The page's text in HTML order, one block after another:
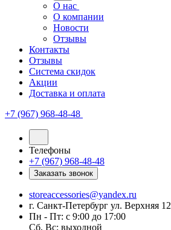
О нас
О компании
Новости
Отзывы
Контакты
Отзывы
Система скидок
Акции
Доставка и оплата
+7 (967) 968-48-48
Телефоны
+7 (967) 968-48-48
Заказать звонок
storeaccessories@yandex.ru
г. Санкт-Петербург ул. Верхняя 12
Пн - Пт: с 9:00 до 17:00
Сб, Вс: выходной